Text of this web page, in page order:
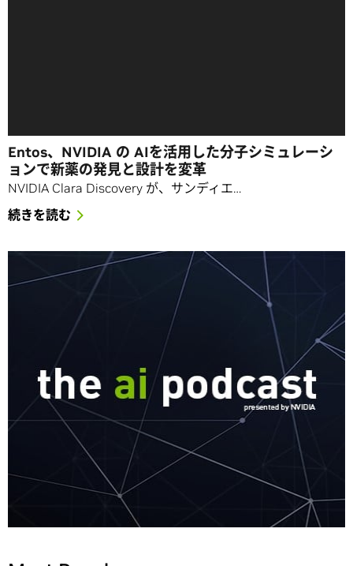
Entos、NVIDIA の AIを活用した分子シミュレーシ
ョンで新薬の発見と設計を変革
NVIDIA Clara Discovery が、サンディエ…
続きを読む